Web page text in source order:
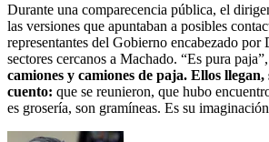
Durante una comparecencia pública, el
las versiones que apuntaban a posibles
representantes del Gobierno encabezado
sectores cercanos a Machado. “Es pura
camiones y camiones de paja. Ellos
cuento: que se reunieron, que hubo
es grosería, son gramíneas. Es su